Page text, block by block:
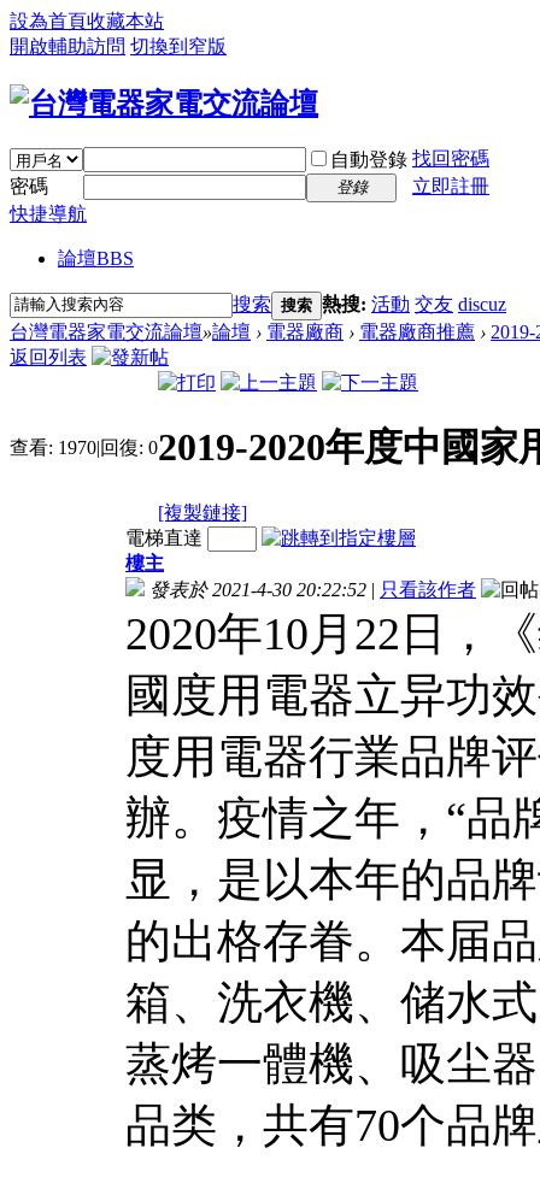
設為首頁收藏本站
開啟輔助訪問 切換到窄版
自動登錄 找回密碼
密碼
登錄
立即註冊
快捷導航
論壇BBS
搜索 搜索 熱搜: 活動 交友 discuz
台灣電器家電交流論壇»論壇 › 電器廠商 › 電器廠商推薦 ›
返回列表
查看: 1970|回復: 02019-2020年度中國
[複製鏈接]
電梯直達
樓主
發表於 2021-4-30 20:22:52 | 只看該作者
2020年10月22日，
國度用電器立异功
度用電器行業品牌
辦。疫情之年，“品
显，是以本年的品
的出格存眷。本届
箱、洗衣機、储水
蒸烤一體機、吸尘
品类，共有70个品